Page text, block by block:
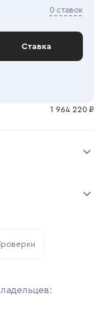
0 ставок
Ставка
1 964 220 ₽